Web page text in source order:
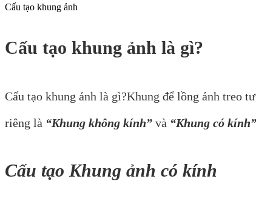
Cấu tạo khung ảnh
Cấu tạo khung ảnh là gì?
Cấu tạo khung ảnh là gì?Khung để lồng ảnh treo
riêng là “Khung không kính” và “Khung có kính”
Cấu tạo Khung ảnh có kính